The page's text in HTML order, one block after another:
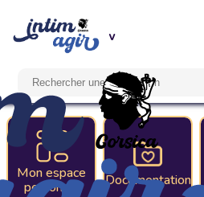
Mon espace
personnel
Documentation